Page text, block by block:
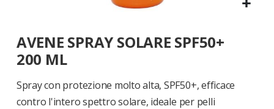
all'inizio
della
galleria
di
immagini
AVENE SPRAY SOLARE SPF50+
200 ML
Spray con protezione molto alta, SPF50+, efficace
contro l'intero spettro solare, ideale per pelli